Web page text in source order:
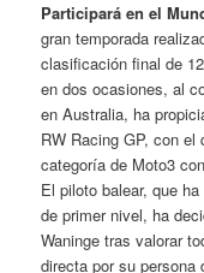
Participará en el
gran temporada
clasificación final de
en dos ocasiones, al
en Australia, ha
RW Racing GP, con
categoría de Moto3
El piloto balear, que
de primer nivel, ha
Waninge tras valorar
directa por su persona